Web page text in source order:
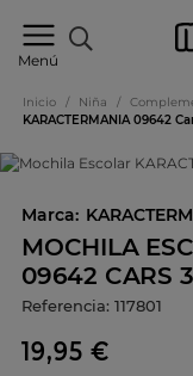
Menú
Inicio / Niña /
KARACTERMANIA 09642
Marca:
MOCHILA
09642 CARS
Referencia: 117801
19,95 €